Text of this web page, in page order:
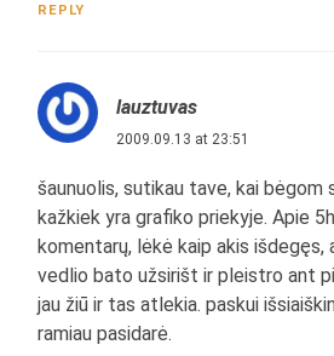
REPLY
lauztuvas
2009.09.13 at 23:51
šaunuolis, sutikau tave, kai bėgom
kažkiek yra grafiko priekyje. Apie
komentarų, lėkė kaip akis išdegęs,
vedlio bato užsirišt ir pleistro ant
jau žiū ir tas atlekia. paskui
ramiau pasidarė.